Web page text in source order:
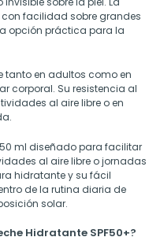
facilidad sobre grandes
opción práctica para la
tanto en adultos como en
corporal. Su resistencia al
al aire libre o en
ml diseñado para facilitar
al aire libre o jornadas
hidratante y su fácil
de la rutina diaria de
solar.
Hidratante SPF50+?